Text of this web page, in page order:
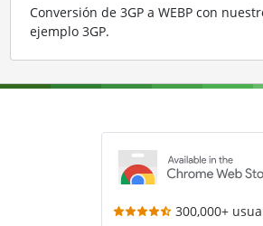
Conversión de 3GP a WEBP con
ejemplo 3GP.
300,000+